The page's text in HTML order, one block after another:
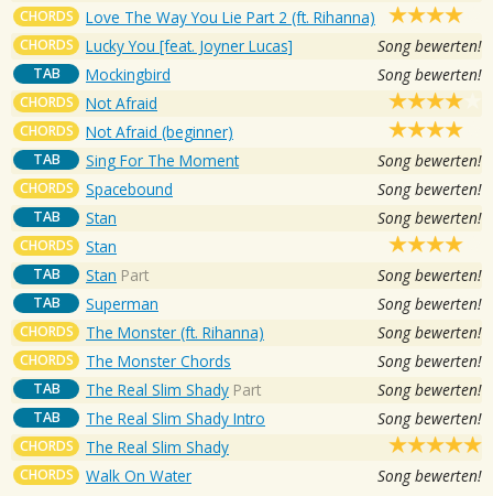
CHORDS Love The Way You Lie Part 2 (ft. Rihanna)
CHORDS Lucky You [feat. Joyner Lucas] Song bewerten!
TAB Mockingbird Song bewerten!
CHORDS Not Afraid
CHORDS Not Afraid (beginner)
TAB Sing For The Moment Song bewerten!
CHORDS Spacebound Song bewerten!
TAB Stan Song bewerten!
CHORDS Stan
TAB Stan Part Song bewerten!
TAB Superman Song bewerten!
CHORDS The Monster (ft. Rihanna) Song bewerten!
CHORDS The Monster Chords Song bewerten!
TAB The Real Slim Shady Part Song bewerten!
TAB The Real Slim Shady Intro Song bewerten!
CHORDS The Real Slim Shady
CHORDS Walk On Water Song bewerten!